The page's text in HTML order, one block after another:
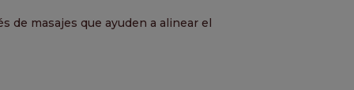
de masajes que ayuden a alinear el